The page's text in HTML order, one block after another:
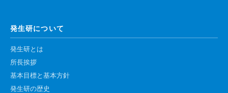
顕微鏡・画像解析支援
共通実験室・培養室利用
バイオインフォマティクス
研究試料供給
発生研について
発生研とは
所長挨拶
基本目標と基本方針
発生研の歴史